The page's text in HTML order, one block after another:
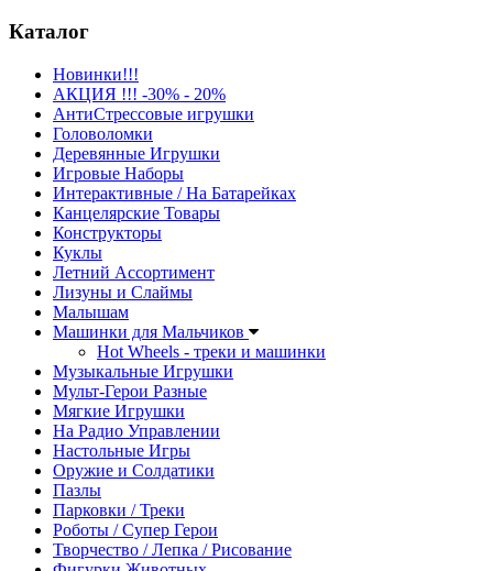
Каталог
Новинки!!!
АКЦИЯ !!! -30% - 20%
АнтиСтрессовые игрушки
Головоломки
Деревянные Игрушки
Игровые Наборы
Интерактивные / На Батарейках
Канцелярские Товары
Конструкторы
Куклы
Летний Ассортимент
Лизуны и Слаймы
Малышам
Машинки для Мальчиков
Hot Wheels - треки и машинки
Музыкальные Игрушки
Мульт-Герои Разные
Мягкие Игрушки
На Радио Управлении
Настольные Игры
Оружие и Солдатики
Пазлы
Парковки / Треки
Роботы / Супер Герои
Творчество / Лепка / Рисование